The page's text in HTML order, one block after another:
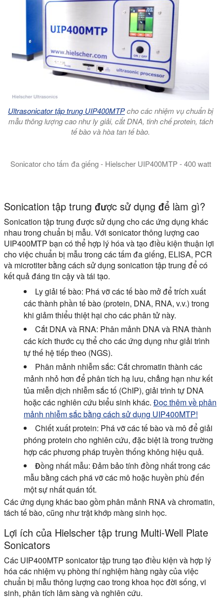
Ultrasonicator tập trung UIP400MTPcho các nhiệm vụ chuẩn bị
mẫu thông lượng cao như ly giải, cắt DNA, tinh chế protein, tách
tế bào và hòa tan tế bào.
Sonicator cho tấm đa giếng - Hielscher UIP400MTP - 400 watt
Sonication tập trung được sử dụng để làm gì?
Sonication tập trung được sử dụng cho các ứng dụng khác
nhau trong chuẩn bị mẫu. Với sonicator thông lượng cao
UIP400MTP bạn có thể hợp lý hóa và tạo điều kiện thuận lợi
cho việc chuẩn bị mẫu trong các tấm đa giếng, ELISA, PCR
và microtiter bằng cách sử dụng sonication tập trung để có
kết quả đáng tin cậy và tái tạo.
Ly giải tế bào: Phá vỡ các tế bào mở để trích xuất
các thành phần tế bào (protein, DNA, RNA, v.v.) trong
khi giảm thiểu thiệt hại cho các phân tử này.
Cắt DNA và RNA: Phân mảnh DNA và RNA thành
các kích thước cụ thể cho các ứng dụng như giải trình
tự thế hệ tiếp theo (NGS).
Phân mảnh nhiễm sắc: Cắt chromatin thành các
mảnh nhỏ hơn để phân tích hạ lưu, chẳng hạn như kết
tủa miễn dịch nhiễm sắc tố (ChIP), giải trình tự DNA
hoặc các nghiên cứu biểu sinh khác. Đọc thêm về phân
mảnh nhiễm sắc bằng cách sử dụng UIP400MTP!
Chiết xuất protein: Phá vỡ các tế bào và mô để giải
phóng protein cho nghiên cứu, đặc biệt là trong trường
hợp các phương pháp truyền thống không hiệu quả.
Đồng nhất mẫu: Đảm bảo tính đồng nhất trong các
mẫu bằng cách phá vỡ các mô hoặc huyền phù đến
một sự nhất quán tốt.
Các ứng dụng khác bao gồm phân mảnh RNA và chromatin,
tách tế bào, cũng như trật khớp màng sinh học.
Lợi ích của Hielscher tập trung Multi-Well Plate
Sonicators
Các UIP400MTP sonicator tập trung tạo điều kiện và hợp lý
hóa các nhiệm vụ phòng thí nghiệm hàng ngày của việc
chuẩn bị mẫu thông lượng cao trong khoa học đời sống, vi
sinh, phân tích lâm sàng và nghiên cứu.